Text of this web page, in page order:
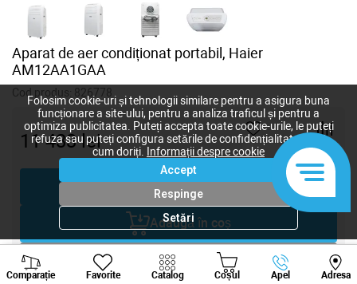
Aparat de aer condiționat portabil, Haier
AM12AA1GAA
Cod produs: 826778
11 433lei
- +
Cumpără acum
Adaugă în coș
Negociază
Comparație Favorite Catalog Coșul Apel Adresa
Viber Whatsapp
Folosim cookie-uri și tehnologii similare pentru a asigura buna
funcționare a site-ului, pentru a analiza traficul și pentru a
optimiza publicitatea. Puteți accepta toate cookie-urile, le puteți
refuza sau puteți configura setările de confidențialitate după
cum doriți.
Informații despre cookie
Accept
Respinge
Setări